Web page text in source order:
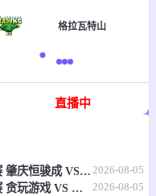
格拉瓦特山
直播中
08月04日 佛山西甲足球联赛32强淘汰赛 肇庆恒骏成 VS 三七互娱 全场录像 2026-08-05
08月04日 佛山西甲足球联赛32强淘汰赛 贪玩游戏 VS 美的薪火 全场录像 2026-08-05